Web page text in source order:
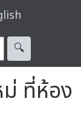
🔍︎
ม่ ที่ห้อง